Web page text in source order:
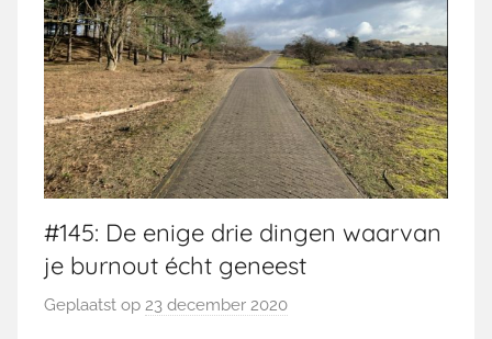
#145: De enige drie dingen waarvan
je burnout écht geneest
Geplaatst op 23 december 2020